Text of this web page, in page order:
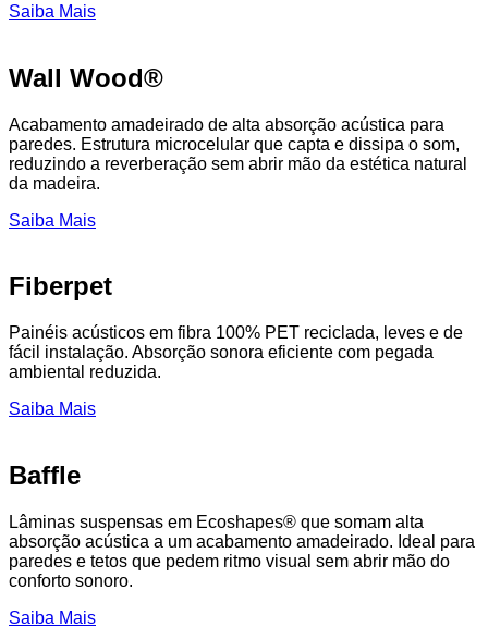
Saiba Mais
Wall Wood®
Acabamento amadeirado de alta absorção acústica para
paredes. Estrutura microcelular que capta e dissipa o som,
reduzindo a reverberação sem abrir mão da estética natural
da madeira.
Saiba Mais
Fiberpet
Painéis acústicos em fibra 100% PET reciclada, leves e de
fácil instalação. Absorção sonora eficiente com pegada
ambiental reduzida.
Saiba Mais
Baffle
Lâminas suspensas em Ecoshapes® que somam alta
absorção acústica a um acabamento amadeirado. Ideal para
paredes e tetos que pedem ritmo visual sem abrir mão do
conforto sonoro.
Saiba Mais